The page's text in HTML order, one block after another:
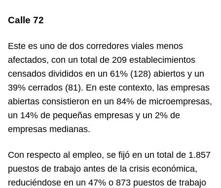
Calle 72
Este es uno de dos corredores viales menos
afectados, con un total de 209 establecimientos
censados divididos en un 61% (128) abiertos y un
39% cerrados (81). En este contexto, las empresas
abiertas consistieron en un 84% de microempresas,
un 14% de pequeñas empresas y un 2% de
empresas medianas.
Con respecto al empleo, se fijó en un total de 1.857
puestos de trabajo antes de la crisis económica,
reduciéndose en un 47% o 873 puestos de trabajo